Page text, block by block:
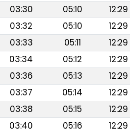
03:30 05:10 12:29
03:32 05:10 12:29
03:33 05:11 12:29
03:34 05:12 12:29
03:36 05:13 12:29
03:37 05:14 12:29
03:38 05:15 12:29
03:40 05:16 12:29